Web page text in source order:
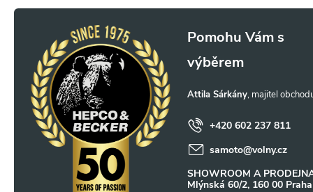
a
c
í
p
r
v
Z
Attila Sárkány
+420 602 237 811
samoto@volny.cz
SHOWROOM A
Mlýnská 60/2, 160 00